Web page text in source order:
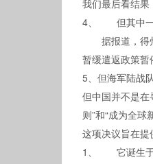
我们最后看结果
4、 但其中一名
据报道，得
暂缓遣返政策暂
5、但海军陆战队
但中国并不是在
则”和“成为全球
这项决议旨在提
1、 它诞生于